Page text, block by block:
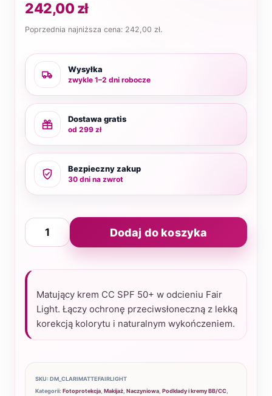
242,00zł
Poprzednia najniższa cena: 242,00 zł.
Matujący krem CC SPF 50+ w odcieniu Fair
Light. Łączy ochronę przeciwsłoneczną z lekką
korekcją kolorytu i naturalnym wykończeniem.
ilość
Krem
matujący
Fair
Light
ml
CC
Dodaj do koszyka
Wysyłka
zwykle 1–2 dni robocze
Dostawa gratis
od 299 zł
Bezpieczny zakup
30 dni na zwrot
SKU: DM_CLARIMATTEFAIRLIGHT
Kategorii: Fotoprotekcja Makijaż Naczyniowa Podkłady i kremy BB/CC